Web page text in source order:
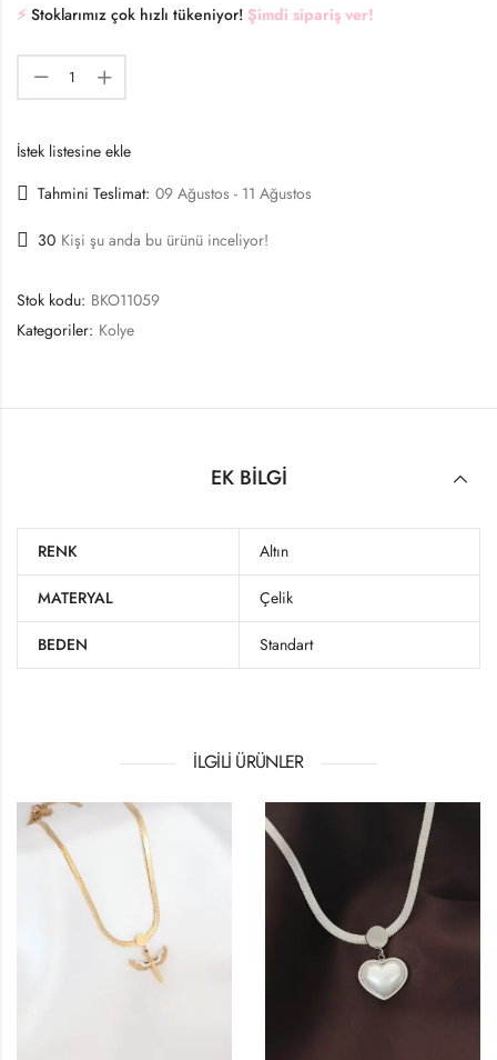
⚡️ Stoklarımız çok hızlı tükeniyor! Şimdi sipariş ver!
İstek listesine ekle
Tahmini Teslimat: 09 Ağustos - 11 Ağustos
30 Kişi şu anda bu ürünü inceliyor!
Stok kodu: BKO11059
Kategoriler: Kolye
EK BILGI
RENK Altın
MATERYAL Çelik
BEDEN Standart
İLGILI ÜRÜNLER